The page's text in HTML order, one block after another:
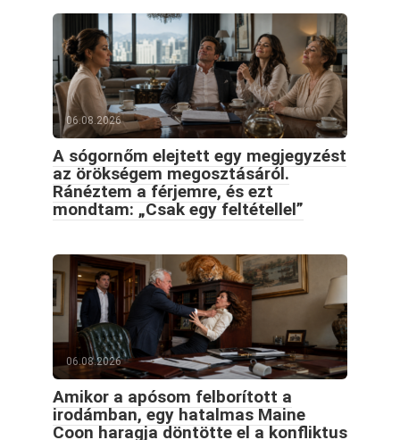
06.08.2026
A sógornőm elejtett egy megjegyzést
az örökségem megosztásáról.
Ránéztem a férjemre, és ezt
mondtam: „Csak egy feltétellel”
06.08.2026
Amikor a apósom felborított a
irodámban, egy hatalmas Maine
Coon haragja döntötte el a konfliktus